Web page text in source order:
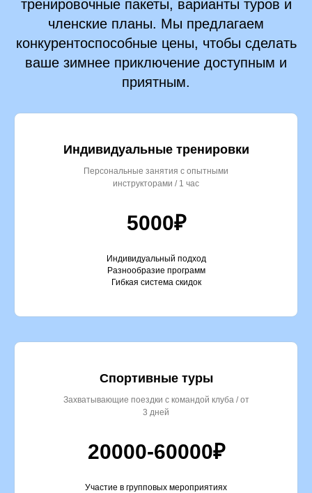
тренировочные пакеты, варианты туров и
членские планы. Мы предлагаем
конкурентоспособные цены, чтобы сделать
ваше зимнее приключение доступным и
приятным.
Индивидуальные тренировки
Персональные занятия с опытными
инструкторами / 1 час
5000₽
Индивидуальный подход
Разнообразие программ
Гибкая система скидок
Спортивные туры
Захватывающие поездки с командой клуба / от
3 дней
20000-60000₽
Участие в групповых мероприятиях